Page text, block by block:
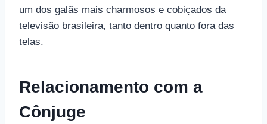
um dos galãs mais charmosos e cobiçados da
televisão brasileira, tanto dentro quanto fora das
telas.
Relacionamento com a
Cônjuge